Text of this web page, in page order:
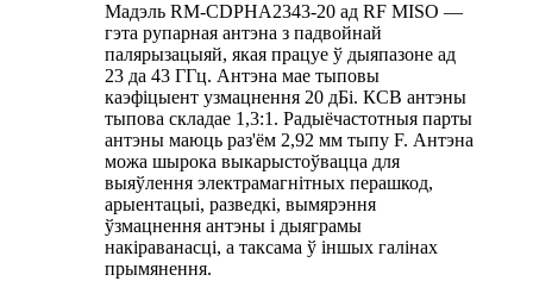
Мадэль RM-CDPHA2343-20 ад RF MISO —
гэта рупарная антэна з падвойнай
палярызацыяй, якая працуе ў дыяпазоне ад
23 да 43 ГГц. Антэна мае тыповы
каэфіцыент узмацнення 20 дБі. КСВ антэны
тыпова складае 1,3:1. Радыёчастотныя парты
антэны маюць раз'ём 2,92 мм тыпу F. Антэна
можа шырока выкарыстоўвацца для
выяўлення электрамагнітных перашкод,
арыентацыі, разведкі, вымярэння
ўзмацнення антэны і дыяграмы
накіраванасці, а таксама ў іншых галінах
прымянення.